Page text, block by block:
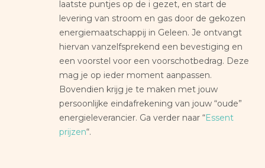
laatste puntjes op de i gezet, en start de
levering van stroom en gas door de gekozen
energiemaatschappij in Geleen. Je ontvangt
hiervan vanzelfsprekend een bevestiging en
een voorstel voor een voorschotbedrag. Deze
mag je op ieder moment aanpassen.
Bovendien krijg je te maken met jouw
persoonlijke eindafrekening van jouw “oude”
energieleverancier. Ga verder naar “Essent
prijzen“.